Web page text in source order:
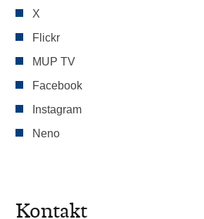
X
Flickr
MUP TV
Facebook
Instagram
Neno
Kontakt